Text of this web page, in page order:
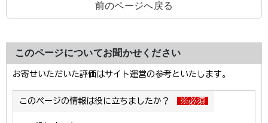
前のページへ戻る
このページについてお聞かせください